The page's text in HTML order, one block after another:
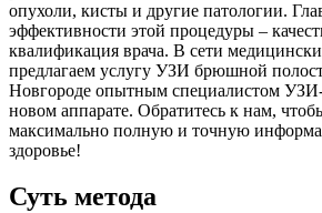
опухоли, кисты и другие патологии.
эффективности этой процедуры –
квалификация врача. В сети
предлагаем услугу УЗИ брюшной
Новгороде опытным специалистом
новом аппарате. Обратитесь к нам,
максимально полную и точную
здоровье!
Суть метода